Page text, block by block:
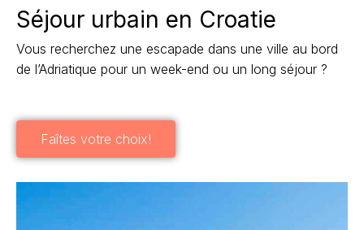
Séjour urbain en Croatie
Vous recherchez une escapade dans une ville au bord
de l’Adriatique pour un week-end ou un long séjour ?
Faîtes votre choix!